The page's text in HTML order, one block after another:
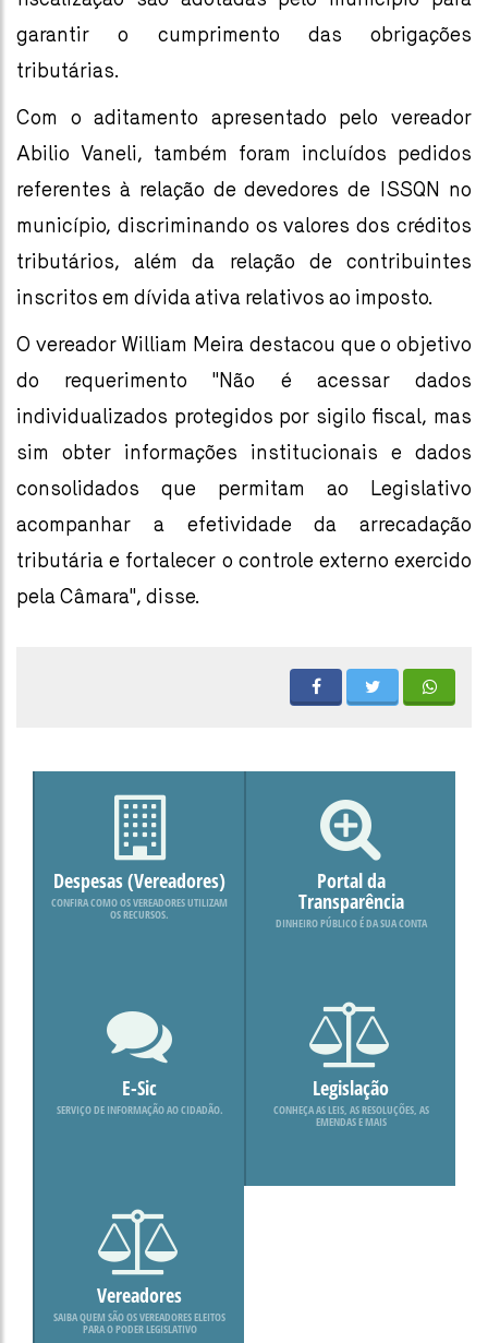
garantir o cumprimento das obrigações
tributárias.
Com o aditamento apresentado pelo vereador
Abilio Vaneli, também foram incluídos pedidos
referentes à relação de devedores de ISSQN no
município, discriminando os valores dos créditos
tributários, além da relação de contribuintes
inscritos em dívida ativa relativos ao imposto.
O vereador William Meira destacou que o objetivo
do requerimento "Não é acessar dados
individualizados protegidos por sigilo fiscal, mas
sim obter informações institucionais e dados
consolidados que permitam ao Legislativo
acompanhar a efetividade da arrecadação
tributária e fortalecer o controle externo exercido
pela Câmara", disse.
Despesas (Vereadores)
CONFIRA COMO OS VEREADORES UTILIZAM
OS RECURSOS.
Portal da
Transparência
DINHEIRO PÚBLICO É DA SUA CONTA
E-Sic
SERVIÇO DE INFORMAÇÃO AO CIDADÃO.
Legislação
CONHEÇA AS LEIS, AS RESOLUÇÕES, AS
EMENDAS E MAIS
Vereadores
SAIBA QUEM SÃO OS VEREADORES ELEITOS
PARA O PODER LEGISLATIVO